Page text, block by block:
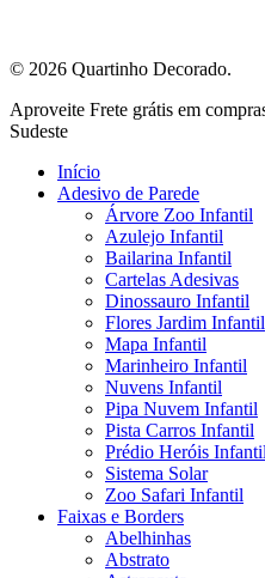
© 2026 Quartinho Decorado.
Close
Menu
Aproveite Frete grátis em
Sudeste
Início
Adesivo de Parede
Árvore Zoo Infantil
Azulejo Infantil
Bailarina Infantil
Cartelas Adesivas
Dinossauro Infantil
Flores Jardim Infantil
Mapa Infantil
Marinheiro Infantil
Nuvens Infantil
Pipa Nuvem Infantil
Pista Carros Infantil
Prédio Heróis Infantil
Sistema Solar
Zoo Safari Infantil
Faixas e Borders
Abelhinhas
Abstrato